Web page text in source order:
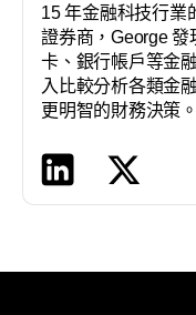
15 年金融科技行業
證券商，George 發
卡、銀行帳戶等金
入比較分析各類金
更明智的財務決策。